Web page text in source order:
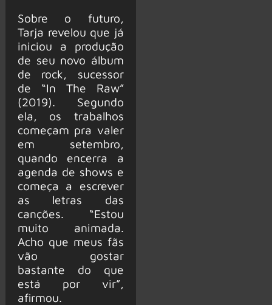
Sobre o futuro,
Tarja revelou que já
iniciou a produção
de seu novo álbum
de rock, sucessor
de “In The Raw”
(2019). Segundo
ela, os trabalhos
começam pra valer
em setembro,
quando encerra a
agenda de shows e
começa a escrever
as letras das
canções. “Estou
muito animada.
Acho que meus fãs
vão gostar
bastante do que
está por vir”,
afirmou.